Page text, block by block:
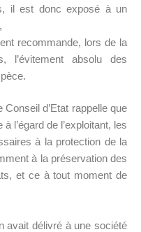
il est donc exposé à un
recommande, lors de la
l’évitement absolu des
d’Etat rappelle que
l’égard de l’exploitant, les
à la protection de la
à la préservation des
et ce à tout moment de
avait délivré à une société